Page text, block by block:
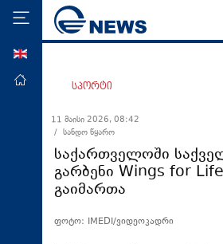
მთავარი
ეკონომიკა
მსოფლიო
ჯანდაცვა
სპორტი
11 მაისი 2026, 08:42
/ სანდო წყარო
საქართველოში
გარბენი Wings for
გაიმართა
ფოტო: IMEDI/ვიდეოკადრი